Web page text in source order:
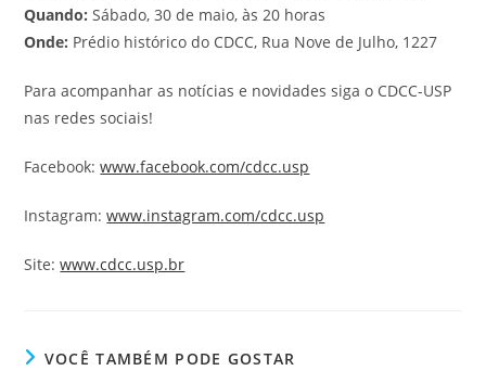
Quando: Sábado, 30 de maio, às 20 horas
Onde: Prédio histórico do CDCC, Rua Nove de Julho, 1227
Para acompanhar as notícias e novidades siga o CDCC-USP
nas redes sociais!
Facebook:www.facebook.com/cdcc.usp
Instagram:www.instagram.com/cdcc.usp
Site:www.cdcc.usp.br
VOCÊ TAMBÉM PODE GOSTAR